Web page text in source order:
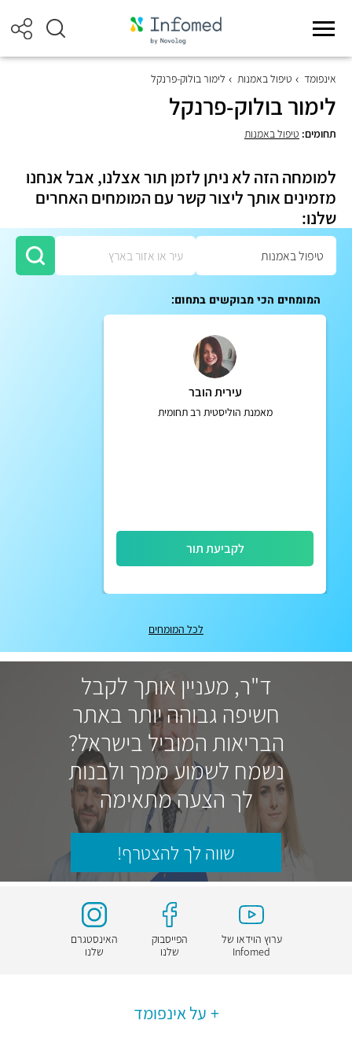
אינפומד טיפול באמנות לימור בולוק-פרנקל
לימור בולוק-פרנקל
תחומים: טיפול באמנות
למומחה הזה לא ניתן לזמן תור אצלנו, אבל אנחנו
מזמינים אותך ליצור קשר עם המומחים האחרים
שלנו:
המומחים הכי מבוקשים בתחום:
עירית הובר
מאמנת הוליסטית רב תחומית
לקביעת תור
לכל המומחים
ד"ר, מעניין אותך לקבל
חשיפה גבוהה יותר באתר
הבריאות המוביל בישראל?
נשמח לשמוע ממך ולבנות
לך הצעה מתאימה
שווה לך להצטרף!
ערוץ הוידאו של
Infomed
הפייסבוק
שלנו
האינסטגרם
שלנו
על אינפומד